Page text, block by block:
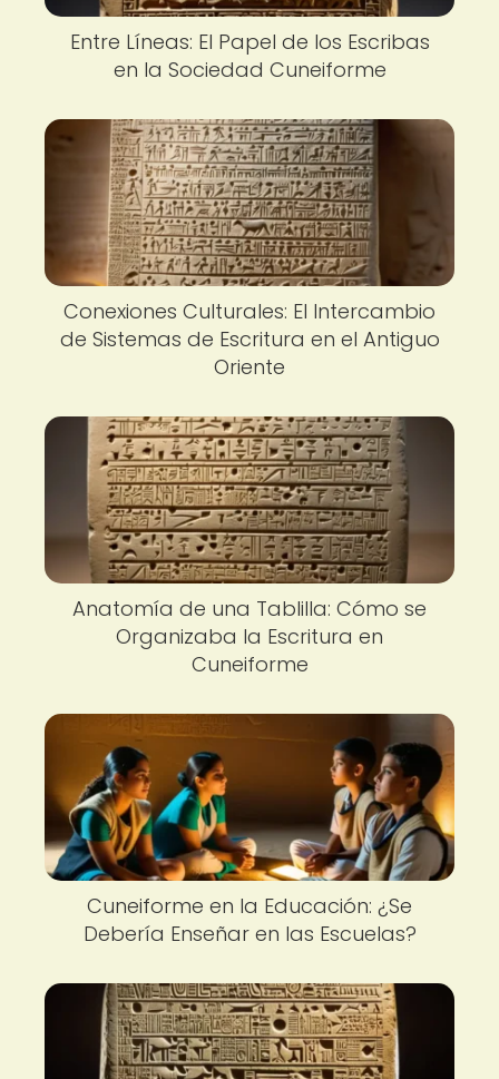
Entre Líneas: El Papel de los Escribas
en la Sociedad Cuneiforme
Conexiones Culturales: El Intercambio
de Sistemas de Escritura en el Antiguo
Oriente
Anatomía de una Tablilla: Cómo se
Organizaba la Escritura en
Cuneiforme
Cuneiforme en la Educación: ¿Se
Debería Enseñar en las Escuelas?